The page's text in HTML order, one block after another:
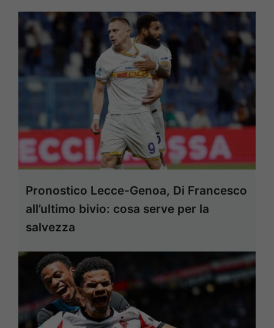
Pronostico Lecce-Genoa, Di Francesco
all’ultimo bivio: cosa serve per la
salvezza